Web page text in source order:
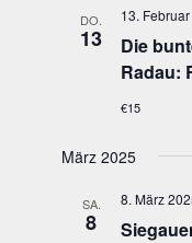
DO.
13
Die
Radau:
13.
€15
März 2025
SA.
8
8. März